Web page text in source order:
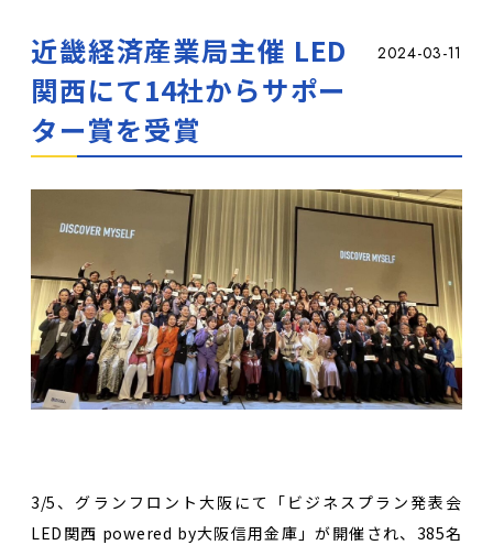
近畿経済産業局主催 LED
関西にて14社からサポー
ター賞を受賞
2024-03-11
3/5、グランフロント大阪にて「ビジネスプラン発表会
LED関西 powered by大阪信用金庫」が開催され、385名